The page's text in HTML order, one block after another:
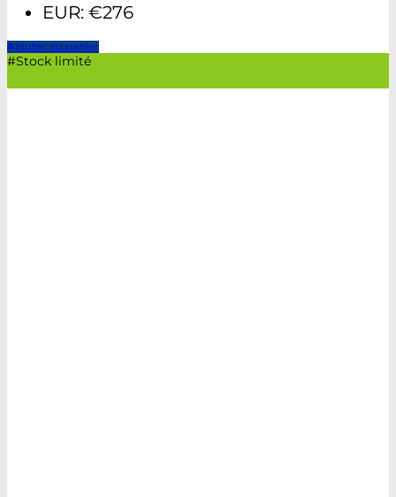
EUR: €276
Ajouter au panier
#Stock limité